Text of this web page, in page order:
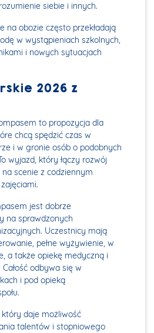
siebie i innych.
na obozie często przekładają
w wystąpieniach szkolnych,
i nowych sytuacjach
2026 z
to propozycja dla
chcą spędzić czas w
i w gronie osób o podobnych
wyjazd, który łączy rozwój
scenie z codziennym
jest dobrze
na sprawdzonych
Uczestnicy mają
pełne wyżywienie, w
a także opiekę medyczną i
odbywa się w
i pod opieką
daje możliwość
talentów i stopniowego